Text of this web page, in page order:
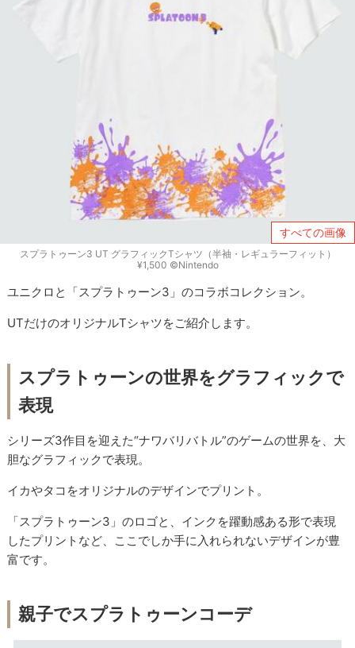
すべての画像
スプラトゥーン3 UT グラフィックTシャツ（半袖・レギュラーフィット）
¥1,500 ©Nintendo
ユニクロと「スプラトゥーン3」のコラボコレクション。
UTだけのオリジナルTシャツをご紹介します。
スプラトゥーンの世界をグラフィックで
表現
シリーズ3作目を迎えた“ナワバリバトル”のゲームの世界を、大
胆なグラフィックで表現。
イカやタコをオリジナルのデザインでプリント。
「スプラトゥーン3」のロゴと、インクを躍動感ある形で表現
したプリントなど、ここでしか手に入れられないデザインが豊
富です。
親子でスプラトゥーンコーデ